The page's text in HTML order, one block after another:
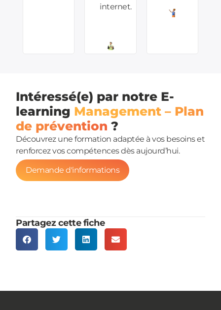
internet.
Intéressé(e) par notre E-
learning Management – Plan
de prévention ?
Découvrez une formation adaptée à vos besoins et
renforcez vos compétences dès aujourd’hui.
Demande d'informations
Partagez cette fiche